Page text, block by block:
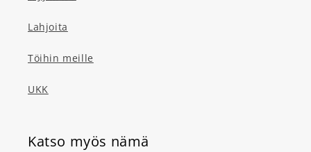
Lahjoita
Töihin meille
UKK
Katso myös nämä